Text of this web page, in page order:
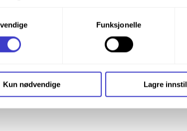
«Godta alle» gir du din tillatelse til alle disse
under formålet, og deretter trykke
mer om hvordan vi bruker informasjonskapsler og
på vår side
Informasjonskapsler (Cookies)
Funksjonelle
Kun nødvendige Lagre